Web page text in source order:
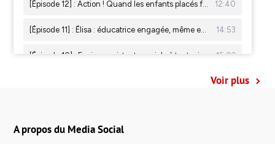
Voir plus
A propos du Media Social